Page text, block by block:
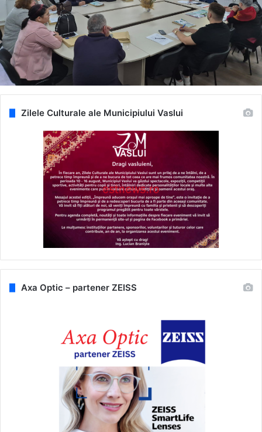
Zilele Culturale ale Municipiului Vaslui
Axa Optic – partener ZEISS